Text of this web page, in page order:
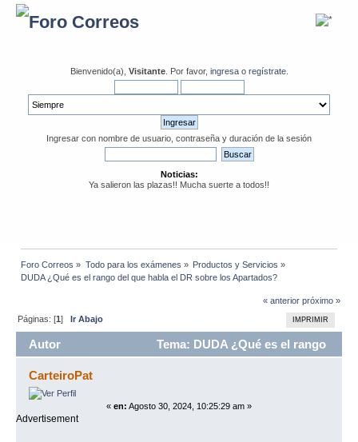
Bienvenido(a), Visitante. Por favor, ingresao regístrate.
Ingresar con nombre de usuario, contraseña y duración de la sesión
Noticias:
Ya salieron las plazas!! Mucha suerte a todos!!
Foro Correos » Todo para los exámenes » Productos y Servicios »
DUDA ¿Qué es el rango del que habla el DR sobre los Apartados?
« anterior próximo »
IMPRIMIR
Páginas: [1]Ir Abajo
Autor
Tema: DUDA ¿Qué es el rango
del que habla el DR sobre los Apartados? (Leído 5068
veces)
CarteiroPat
« en: Agosto 30, 2024, 10:25:29 am »
Advertisement